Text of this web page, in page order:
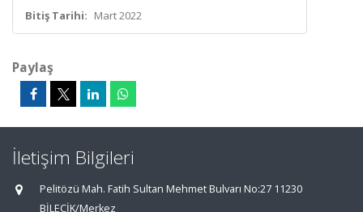
Bitiş Tarihi: Mart 2022
Paylaş
İletişim Bilgileri
Pelitözü Mah. Fatih Sultan Mehmet Bulvarı No:27 11230
BİLECİK/Merkez